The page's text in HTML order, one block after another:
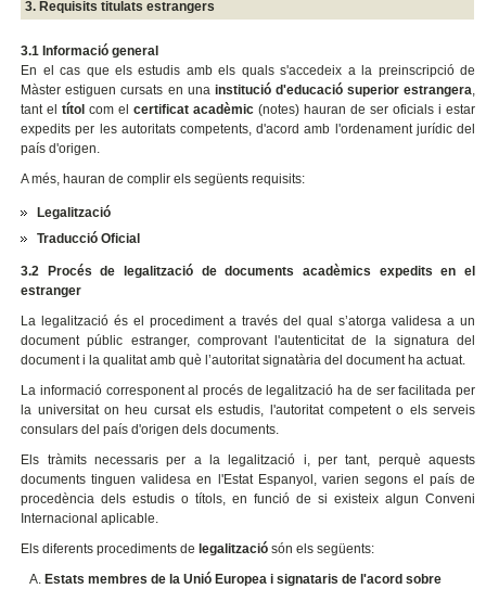
3. Requisits titulats estrangers
3.1 Informació general
En el cas que els estudis amb els quals s'accedeix a la preinscripció de
Màster estiguen cursats en una institució d'educació superior estrangera,
tant eltítol com elcertificat acadèmic(notes) hauran de ser oficials i estar
expedits per les autoritats competents, d'acord amb l'ordenament jurídic del
país d'origen.
A més, hauran de complir els següents requisits:
Legalització
Traducció Oficial
3.2 Procés de legalització de documents acadèmics expedits en el
estranger
La legalització és el procediment a través del qual s’atorga validesa a un
document públic estranger, comprovant l'autenticitat de la signatura del
document i la qualitat amb què l’autoritat signatària del document ha actuat.
La informació corresponent al procés de legalització ha de ser facilitada per
la universitat on heu cursat els estudis, l'autoritat competent o els serveis
consulars del país d'origen dels documents.
Els tràmits necessaris per a la legalització i, per tant, perquè aquests
documents tinguen validesa en l'Estat Espanyol, varien segons el país de
procedència dels estudis o títols, en funció de si existeix algun Conveni
Internacional aplicable.
Els diferents procediments de legalitzaciósón els següents:
Estats membres de la Unió Europea i signataris de l'acord sobre